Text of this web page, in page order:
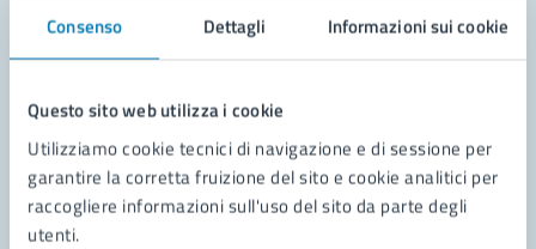
Consenso Dettagli Informazioni sui cookie
Questo sito web utilizza i cookie
Utilizziamo cookie tecnici di navigazione e di sessione per
garantire la corretta fruizione del sito e cookie analitici per
raccogliere informazioni sull'uso del sito da parte degli
utenti.
Leggi le domande frequenti
Richiedi assistenza
Prenota appuntamento
Problemi in città